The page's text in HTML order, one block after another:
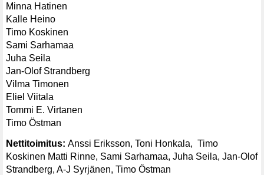
Minna Hatinen
Kalle Heino
Timo Koskinen
Sami Sarhamaa
Juha Seila
Jan-Olof Strandberg
Vilma Timonen
Eliel Viitala
Tommi E. Virtanen
Timo Östman
Nettitoimitus: Anssi Eriksson, Toni Honkala, Timo
Koskinen Matti Rinne, Sami Sarhamaa, Juha Seila, Jan-Olof
Strandberg, A-J Syrjänen, Timo Östman